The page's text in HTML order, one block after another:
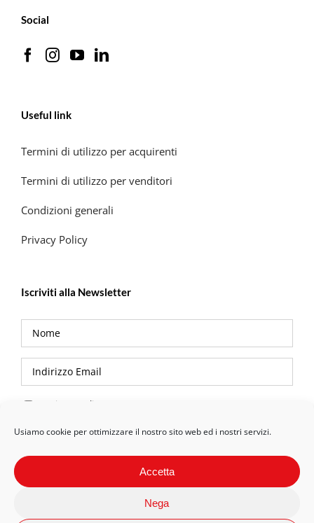
Usiamo cookie per ottimizzare il nostro sito web ed i nostri servizi.
Accetta
Nega
Social
Useful link
Termini di utilizzo per acquirenti
Termini di utilizzo per venditori
Condizioni generali
Privacy Policy
Iscriviti alla Newsletter
Privacy Policy